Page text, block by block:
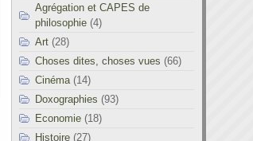
Agrégation et CAPES de
philosophie (4)
Art (28)
Choses dites, choses vues (66)
Cinéma (14)
Doxographies (93)
Economie (18)
Histoire (27)